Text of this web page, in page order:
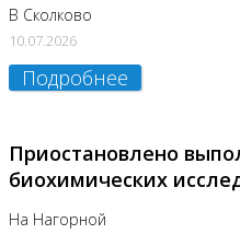
В Сколково
10.07.2026
Подробнее
Приостановлено
биохимических
На Нагорной